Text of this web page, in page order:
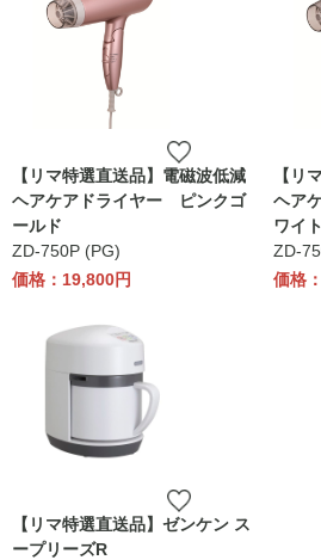
【リマ特選直送品】電磁波低減
ヘアケアドライヤー ピンクゴ
ールド
ZD-750P (PG)
価格：19,800円
【リ
ヘア
ワイト
ZD-
価格
【リマ特選直送品】ゼンケン ス
ープリーズR